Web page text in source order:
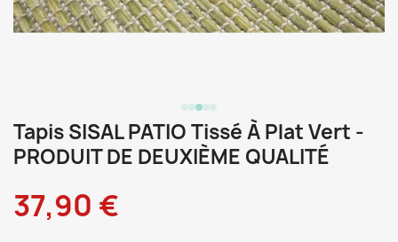
Tapis SISAL PATIO Tissé À Plat Vert -
PRODUIT DE DEUXIÈME QUALITÉ
37,90 €